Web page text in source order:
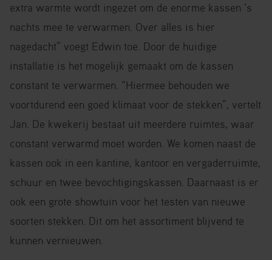
extra warmte wordt ingezet om de enorme kassen ‘s
nachts mee te verwarmen. Over alles is hier
nagedacht” voegt Edwin toe. Door de huidige
installatie is het mogelijk gemaakt om de kassen
constant te verwarmen. “Hiermee behouden we
voortdurend een goed klimaat voor de stekken”, vertelt
Jan. De kwekerij bestaat uit meerdere ruimtes, waar
constant verwarmd moet worden. We komen naast de
kassen ook in een kantine, kantoor en vergaderruimte,
schuur en twee bevochtigingskassen. Daarnaast is er
ook een grote showtuin voor het testen van nieuwe
soorten stekken. Dit om het assortiment blijvend te
kunnen vernieuwen.